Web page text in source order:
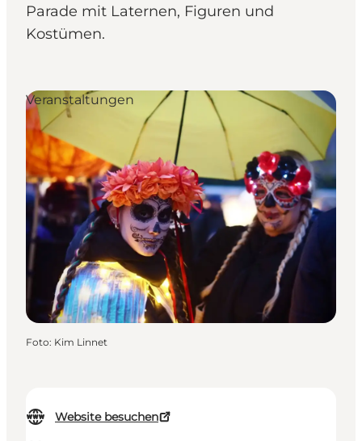
Parade mit Laternen, Figuren und
Kostümen.
Website besuchen
Veranstaltungen
Foto: Kim Linnet